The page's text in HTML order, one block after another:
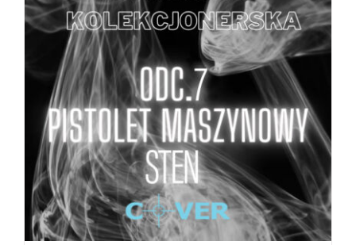
DODAJ DO KOSZYKA / SZCZEGÓŁY